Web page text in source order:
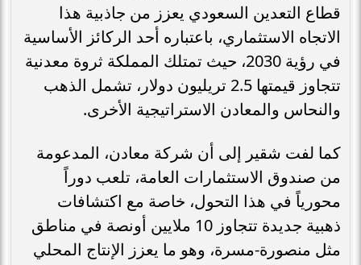
قطاع التعدين السعودي يعزز من جاذبية هذا
الاتجاه الاستثماري، باعتباره أحد الركائز الأساسية
في رؤية 2030، حيث تمتلك المملكة ثروة معدنية
تتجاوز قيمتها 2.5 تريليون دولار، تشمل الذهب
والنحاس والمعادن الاستراتيجية الأخرى.
كما لفت شقير إلى أن شركة معادن، المدعومة
من صندوق الاستثمارات العامة، تلعب دوراً
محورياً في هذا التحول، خاصة مع اكتشافات
ذهبية جديدة تتجاوز 10 ملايين أونصة في مناطق
مثل منصورة-مسرة، وهو ما يعزز الإنتاج المحلي